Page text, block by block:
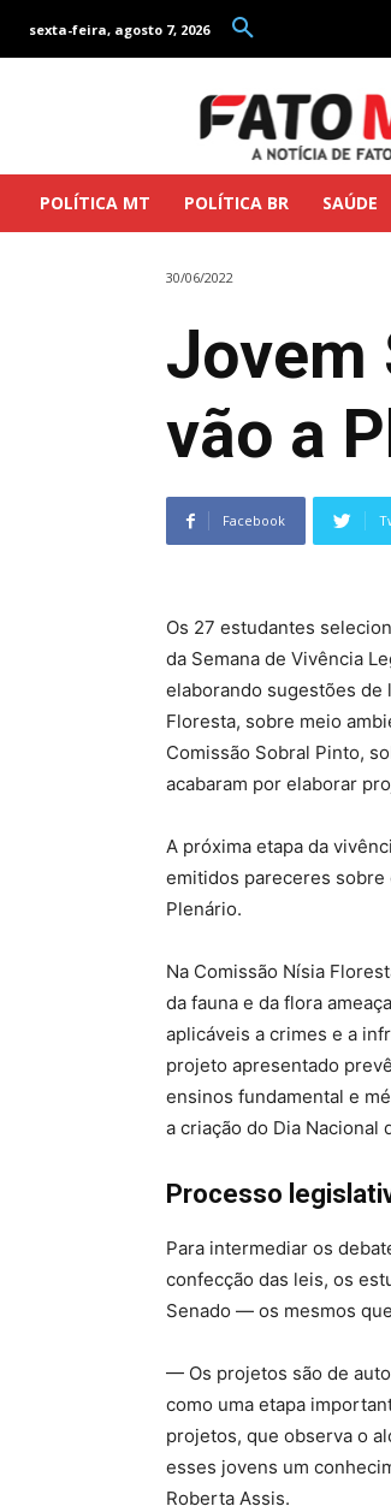
sexta-feira, agosto 7, 2026
POLÍTICA MT POLÍTICA BR SAÚDE
30/06/2022
Jovem
vão a
Facebook
Os 27 estudantes
da Semana de Vivência
elaborando sugestões de
Floresta, sobre meio
Comissão Sobral Pinto,
acabaram por elaborar
A próxima etapa da
emitidos pareceres sobre
Plenário.
Na Comissão Nísia
da fauna e da flora
aplicáveis a crimes e a
projeto apresentado
ensinos fundamental e
a criação do Dia Nacional
Processo
Para intermediar os
confecção das leis, os
Senado — os mesmos
— Os projetos são de
como uma etapa
projetos, que observa o
esses jovens um
Roberta Assis.